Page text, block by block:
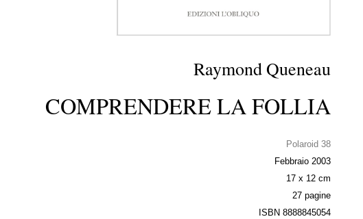
Raymond Queneau
COMPRENDERE LA FOLLIA
Polaroid 38
Febbraio 2003
17 x 12 cm
27 pagine
ISBN 8888845054